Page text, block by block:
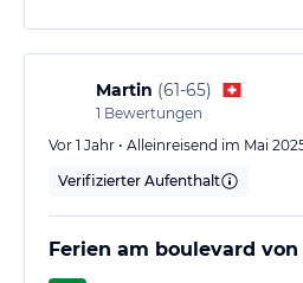
Martin (61-65)
1 Bewertungen
Vor 1 Jahr • Alleinreisend im Mai
Verifizierter Aufenthalt
Ferien am boulevard